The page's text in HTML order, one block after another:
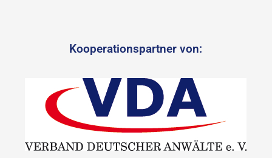
Kooperationspartner von: